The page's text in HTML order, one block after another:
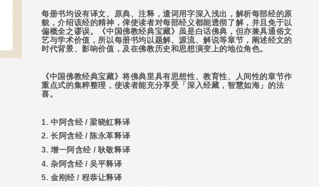
每册书均设有译文、原典、注释，遣词用字深入浅出，解析每部经的原
貌，介绍该经的精神，俾使读者对每部经义都能透彻了解，并且免于以
偏概全之谬误。《中国佛教经典宝藏》虽是白话佛典，但亦兼具通俗文
艺与学术价值，所以每册书均以题解、源流、解说等章节，阐述经文的
时代背景、影响价值，及在佛教历史和思想演变上的地位角色。
《中国佛教经典宝藏》将佛典里具有思想性、教育性、人间性的章节作
重点式的集粹整理，使读者能充分享受「深入经藏，智慧如海」的法
喜。
1. 中阿含经/梁晓虹释译
2. 长阿含经/ 陈永革释译
3. 增一阿含经 / 耿敬释译
4. 杂阿含经/吴平释译
5. 金刚经/ 程恭让释译